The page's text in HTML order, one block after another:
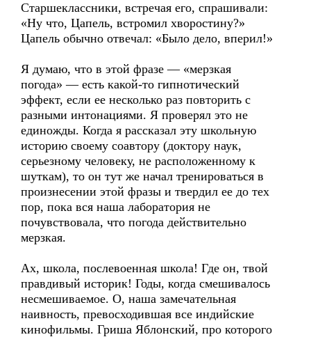
Старшеклассники, встречая его, спрашивали:
«Ну что, Цапель, встромил хворостину?»
Цапель обычно отвечал: «Было дело, вперил!»
Я думаю, что в этой фразе — «мерзкая
погода» — есть какой-то гипнотический
эффект, если ее несколько раз повторить с
разными интонациями. Я проверял это не
единожды. Когда я рассказал эту школьную
историю своему соавтору (доктору наук,
серьезному человеку, не расположенному к
шуткам), то он тут же начал тренироваться в
произнесении этой фразы и твердил ее до тех
пор, пока вся наша лаборатория не
почувствовала, что погода действительно
мерзкая.
Ах, школа, послевоенная школа! Где он, твой
правдивый историк! Годы, когда смешивалось
несмешиваемое. О, наша замечательная
наивность, превосходившая все индийские
кинофильмы. Гриша Яблонский, про которого